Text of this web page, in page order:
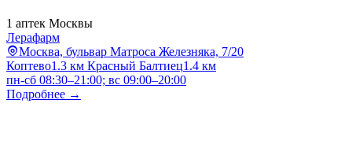
1 аптек Москвы
Лерафарм
Москва, бульвар Матроса Железняка, 7/20
Коптево1.3 км Красный Балтиец1.4 км
пн-сб 08:30–21:00; вс 09:00–20:00
Подробнее →